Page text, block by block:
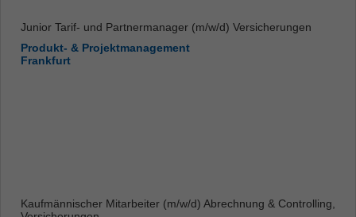
Junior Tarif- und Partnermanager (m/w/d) Versicherungen
Produkt- & Projektmanagement
Frankfurt
Kaufmännischer Mitarbeiter (m/w/d) Abrechnung & Controlling,